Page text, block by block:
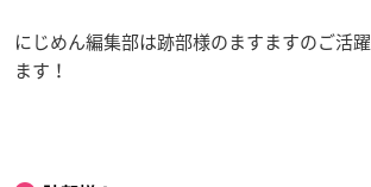
にじめん編集部は跡部様のますますのご活
ます！